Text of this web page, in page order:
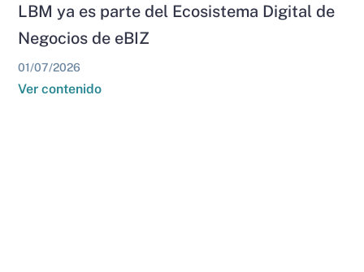
LBM ya es parte del Ecosistema Digital de
Negocios de eBIZ
01/07/2026
Ver contenido